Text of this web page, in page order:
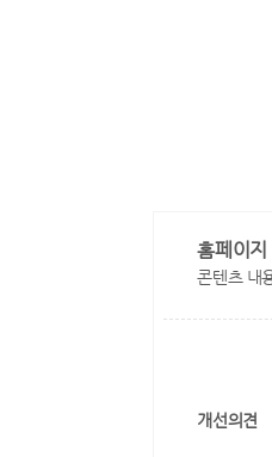
홈페이지
콘텐츠 내
개선의견